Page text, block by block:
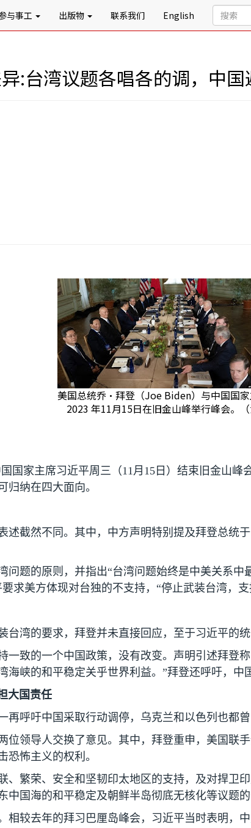
与事工 出版物 联系我们 English
:台湾议题各唱各的调，中
美国总统乔·拜登（Joe Biden）与中国国
2023 年11月15日在旧金山峰举行峰会。（
国家主席习近平周三（11月 15 日）结束旧金山峰
归纳在四大面向。
述截然不同。其中，中方声明特别提及拜登总统
问题的原则，并指出“台湾问题始终是中美关系
求美方体现对台独的不支持，“停止武装台湾，支
台湾的要求，拜登并未直接回应，至于习近平的
一致的一个中国政策，没有改变。声明引述拜登
海峡的和平稳定关乎世界利益。”拜登还呼吁，中
大国责任
再呼吁中国采取行动调停，乌克兰和以色列也都曾
位领导人交换了意见。其中，拜登重申，美国联
恐怖主义的权利。
、繁荣、安全和坚韧印太地区的支持，及对捍卫
中国海的和平稳定及朝鲜半岛彻底无核化等议题的
相较去年的拜习巴厘岛峰会，习近平当时表明，